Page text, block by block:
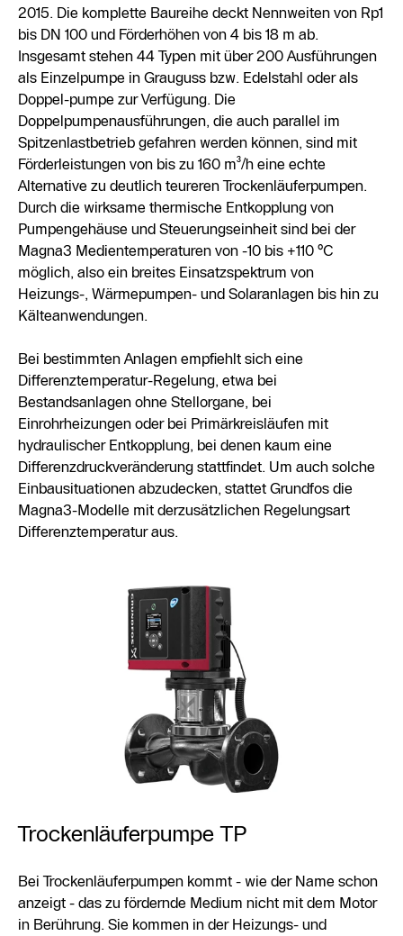
2015. Die komplette Baureihe deckt Nennweiten von Rp1
bis DN 100 und Förderhöhen von 4 bis 18 m ab.
Insgesamt stehen 44 Typen mit über 200 Ausführungen
als Einzelpumpe in Grauguss bzw. Edelstahl oder als
Doppel-pumpe zur Verfügung. Die
Doppelpumpenausführungen, die auch parallel im
Spitzenlastbetrieb gefahren werden können, sind mit
Förderleistungen von bis zu 160 m³/h eine echte
Alternative zu deutlich teureren Trockenläuferpumpen.
Durch die wirksame thermische Entkopplung von
Pumpengehäuse und Steuerungseinheit sind bei der
Magna3 Medientemperaturen von -10 bis +110 °C
möglich, also ein breites Einsatzspektrum von
Heizungs-, Wärmepumpen- und Solaranlagen bis hin zu
Kälteanwendungen.
Bei bestimmten Anlagen empfiehlt sich eine
Differenztemperatur-Regelung, etwa bei
Bestandsanlagen ohne Stellorgane, bei
Einrohrheizungen oder bei Primärkreisläufen mit
hydraulischer Entkopplung, bei denen kaum eine
Differenzdruckveränderung stattfindet. Um auch solche
Einbausituationen abzudecken, stattet Grundfos die
Magna3-Modelle mit derzusätzlichen Regelungsart
Differenztemperatur aus.
Trockenläuferpumpe TP
Bei Trockenläuferpumpen kommt - wie der Name schon
anzeigt - das zu fördernde Medium nicht mit dem Motor
in Berührung. Sie kommen in der Heizungs- und